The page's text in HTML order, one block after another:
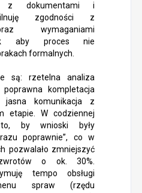
z dokumentami i
zgodności z
wymaganiami
aby proces nie
formalnych.
są: rzetelna analiza
kompletacja
jasna komunikacja z
etapie. W codziennej
by wnioski były
poprawnie”, co w
pozwalało zmniejszyć
o ok. 30%.
tempo obsługi
spraw (rzędu